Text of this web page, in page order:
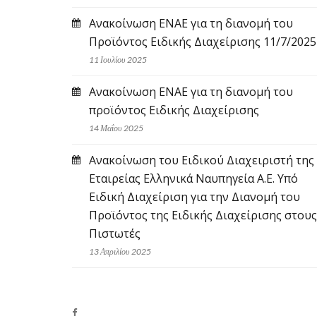
Ανακοίνωση ΕΝΑΕ για τη διανομή του
Προϊόντος Ειδικής Διαχείρισης 11/7/2025
11 Ιουλίου 2025
Ανακοίνωση ΕΝΑΕ για τη διανομή του
προϊόντος Ειδικής Διαχείρισης
14 Μαΐου 2025
Ανακοίνωση του Ειδικού Διαχειριστή της
Εταιρείας Ελληνικά Ναυπηγεία Α.Ε. Υπό
Ειδική Διαχείριση για την Διανομή του
Προϊόντος της Ειδικής Διαχείρισης στους
Πιστωτές
13 Απριλίου 2025